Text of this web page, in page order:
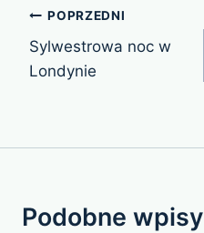
Nawigacja
wpisu
POPRZEDNI
Sylwestrowa noc w
Londynie
Podobne wpisy